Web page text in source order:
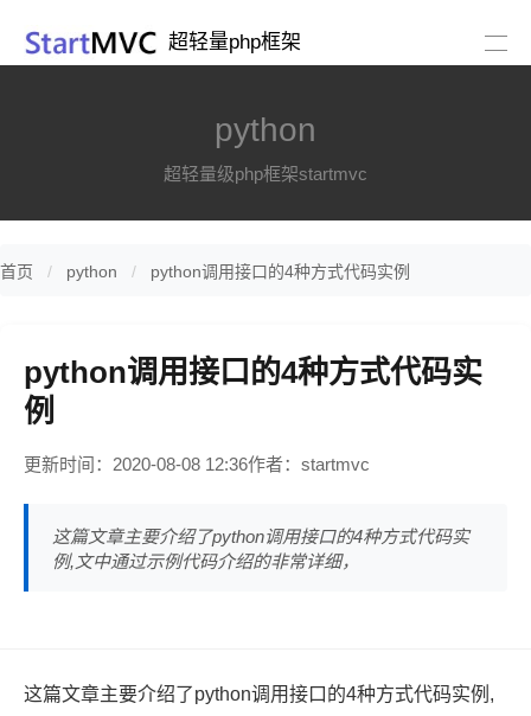
超轻量php框架
python
超轻量级php框架startmvc
首页 python python调用接口的4种方式代码实例
python调用接口的4种方式代码实
例
更新时间：2020-08-08 12:36作者：startmvc
这篇文章主要介绍了python调用接口的4种方式代码实
例,文中通过示例代码介绍的非常详细，
这篇文章主要介绍了python调用接口的4种方式代码实例,